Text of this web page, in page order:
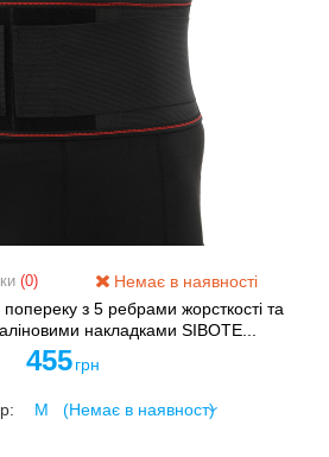
(0)
Немає в наявності
з 5 ребрами жорсткості та
накладками SIBOTE...
455 грн